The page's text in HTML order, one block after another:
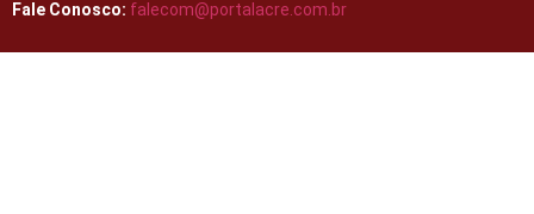
Fale Conosco: falecom@portalacre.com.br